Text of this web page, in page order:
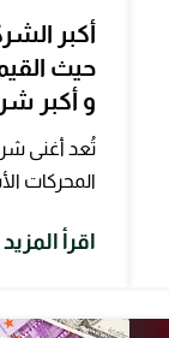
أكبر
و أكبر
تُعد أغنى
المحركات
اقرأ المزيد